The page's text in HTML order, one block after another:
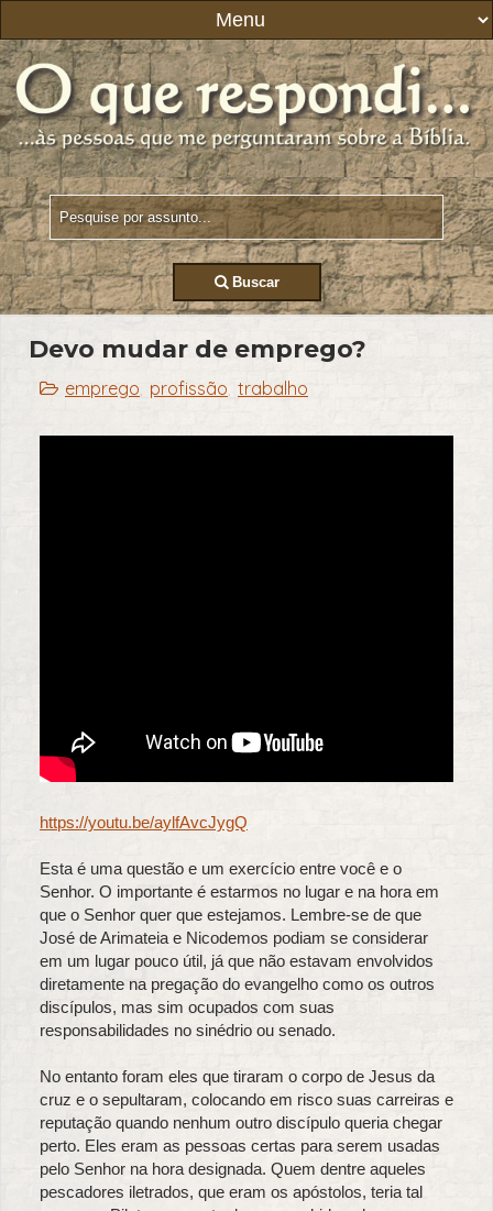
Buscar
Devo mudar de emprego?
emprego, profissão, trabalho
https://youtu.be/aylfAvcJygQ
Esta é uma questão e um exercício entre você e o
Senhor. O importante é estarmos no lugar e na hora em
que o Senhor quer que estejamos. Lembre-se de que
José de Arimateia e Nicodemos podiam se considerar
em um lugar pouco útil, já que não estavam envolvidos
diretamente na pregação do evangelho como os outros
discípulos, mas sim ocupados com suas
responsabilidades no sinédrio ou senado.
No entanto foram eles que tiraram o corpo de Jesus da
cruz e o sepultaram, colocando em risco suas carreiras e
reputação quando nenhum outro discípulo queria chegar
perto. Eles eram as pessoas certas para serem usadas
pelo Senhor na hora designada. Quem dentre aqueles
pescadores iletrados, que eram os apóstolos, teria tal